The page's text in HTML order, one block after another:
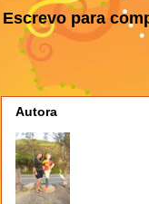
Escrevo para
Autora